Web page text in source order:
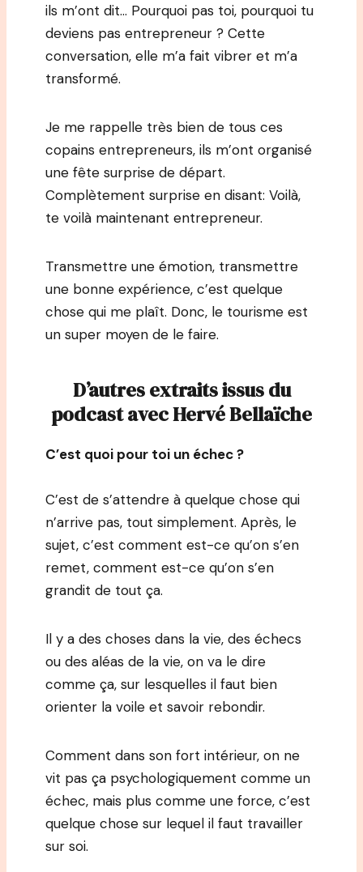
ils m’ont dit… Pourquoi pas toi, pourquoi tu
deviens pas entrepreneur ? Cette
conversation, elle m’a fait vibrer et m’a
transformé.
Je me rappelle très bien de tous ces
copains entrepreneurs, ils m’ont organisé
une fête surprise de départ.
Complètement surprise en disant: Voilà,
te voilà maintenant entrepreneur.
Transmettre une émotion, transmettre
une bonne expérience, c’est quelque
chose qui me plaît. Donc, le tourisme est
un super moyen de le faire.
D’autres extraits issus du
podcast avec Hervé Bellaïche
C’est quoi pour toi un échec ?
C’est de s’attendre à quelque chose qui
n’arrive pas, tout simplement. Après, le
sujet, c’est comment est-ce qu’on s’en
remet, comment est-ce qu’on s’en
grandit de tout ça.
Il y a des choses dans la vie, des échecs
ou des aléas de la vie, on va le dire
comme ça, sur lesquelles il faut bien
orienter la voile et savoir rebondir.
Comment dans son fort intérieur, on ne
vit pas ça psychologiquement comme un
échec, mais plus comme une force, c’est
quelque chose sur lequel il faut travailler
sur soi.